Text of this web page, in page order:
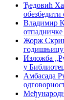
Ђедовић
Владимир
Жорж
годишњицу
Изложба
у
Амбасада